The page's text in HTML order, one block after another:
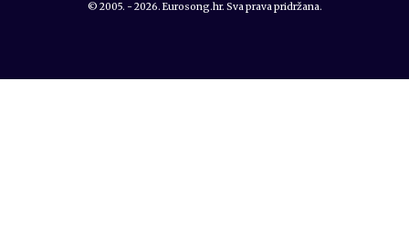
© 2005. - 2026. Eurosong.hr. Sva prava pridržana.